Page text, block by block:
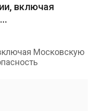
включая
Московскую